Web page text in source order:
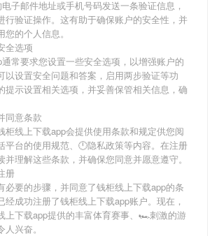
子邮件地址或手机号码发送一条验证信息，
行验证操作。这有助于确保账户的安全性，并
的个人信息。
全选项
常要求您设置一些安全选项，以增强账户的
以设置安全问题和答案，启用两步验证等功
提示设置相关选项，并妥善保管相关信息，确
同意条款
柜线上下载app会提供使用条款和规定供您阅
平台的使用规范、🕛隐私政策等内容。在注册
并理解这些条款，并确保您同意并愿意遵守。
册
必要的步骤，并同意了钱柜线上下载app的条
经成功注册了钱柜线上下载app账户。现在，
上下载app提供的丰富体育赛事、🏎刺激的游
兴奋。